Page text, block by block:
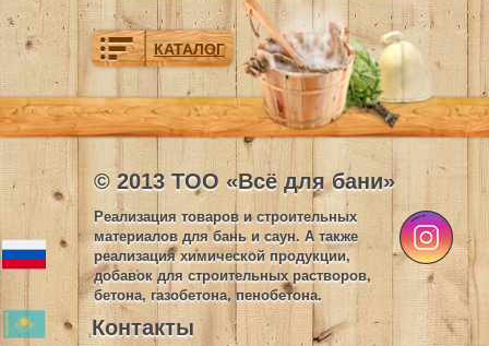
КАТАЛОГ
© 2013 ТОО «Всё для бани»
Реализация товаров и строительных
материалов для бань и саун. А также
реализация химической продукции,
добавок для строительных растворов,
бетона, газобетона, пенобетона.
Контакты